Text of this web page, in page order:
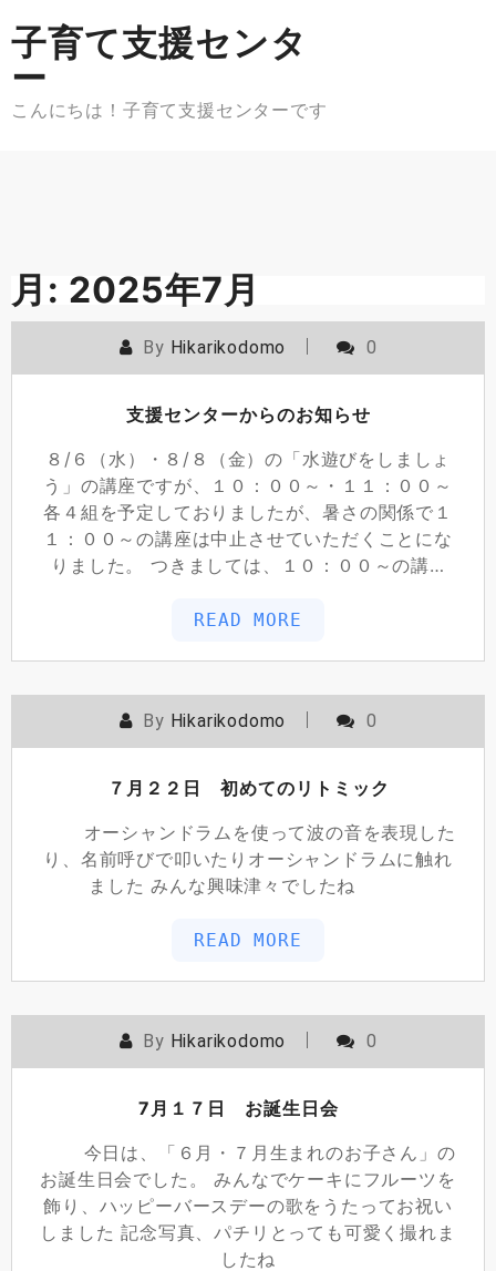
to
content
子育て支援センタ
ー
こんにちは！子育て支援センターです
月: 2025年7月
By Hikarikodomo 0
支援センターからのお知らせ
８/６（水）・８/８（金）の「水遊びをしましょ
う」の講座ですが、１０：００～・１１：００～
各４組を予定しておりましたが、暑さの関係で１
１：００～の講座は中止させていただくことにな
りました。 つきましては、１０：００～の講…
READ MORE
By Hikarikodomo 0
７月２２日 初めてのリトミック
オーシャンドラムを使って波の音を表現した
り、名前呼びで叩いたりオーシャンドラムに触れ
ました みんな興味津々でしたね
READ MORE
By Hikarikodomo 0
7月１７日 お誕生日会
今日は、「６月・７月生まれのお子さん」の
お誕生日会でした。 みんなでケーキにフルーツを
飾り、ハッピーバースデーの歌をうたってお祝い
しました 記念写真、パチリとっても可愛く撮れま
したね